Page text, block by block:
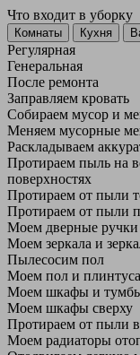
Что входит в уборку
Регу­лярная
Гене­ральная
После ремонта
Заправляем кровать
Собираем мусор и
Меняем мусорные
Раскладываем
Протираем пыль на
поверхностях
Протираем от пыли
Протираем от пыли
Моем дверные ручки
Моем зеркала и
Пылесосим пол
Моем пол и плинтуса
Моем шкафы и тумбы
Моем шкафы сверху
Протираем от пыли
Моем радиаторы